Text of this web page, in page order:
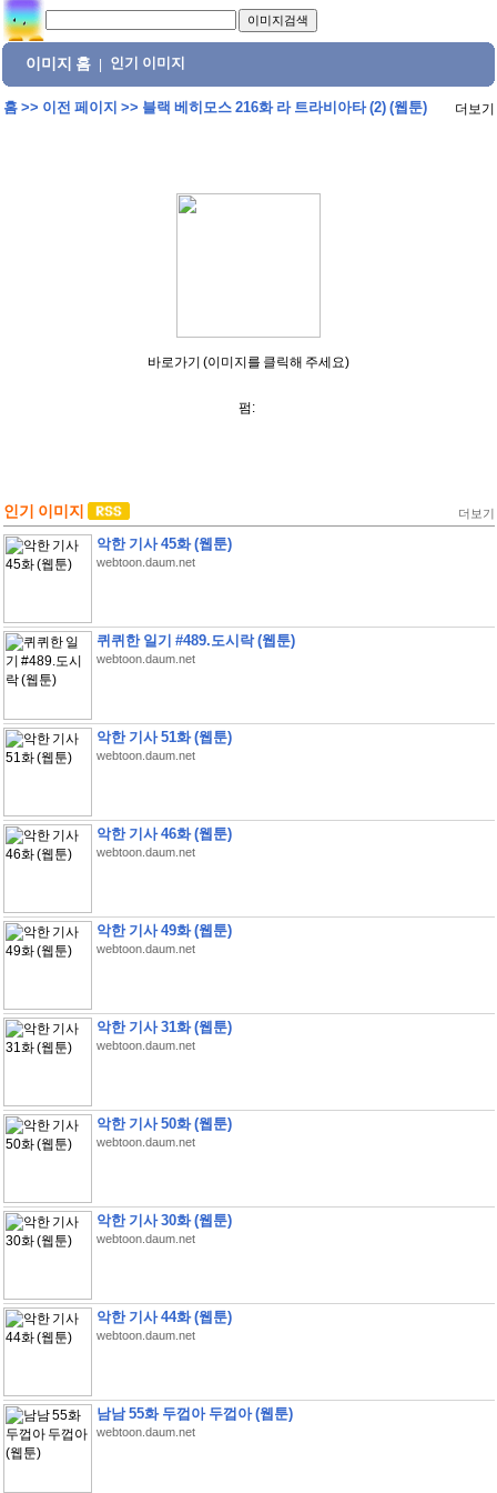
이미지 홈 인기 이미지
홈>> 이전 페이지 >> 블랙 베히모스 216화 라 트라비아타 (2) (웹툰) 더보기
바로가기 (이미지를 클릭해 주세요)
펌:
인기 이미지 더보기
악한 기사 45화 (웹툰)
webtoon.daum.net
퀴퀴한 일기 #489.도시락 (웹툰)
webtoon.daum.net
악한 기사 51화 (웹툰)
webtoon.daum.net
악한 기사 46화 (웹툰)
webtoon.daum.net
악한 기사 49화 (웹툰)
webtoon.daum.net
악한 기사 31화 (웹툰)
webtoon.daum.net
악한 기사 50화 (웹툰)
webtoon.daum.net
악한 기사 30화 (웹툰)
webtoon.daum.net
악한 기사 44화 (웹툰)
webtoon.daum.net
남남 55화 두껍아 두껍아 (웹툰)
webtoon.daum.net